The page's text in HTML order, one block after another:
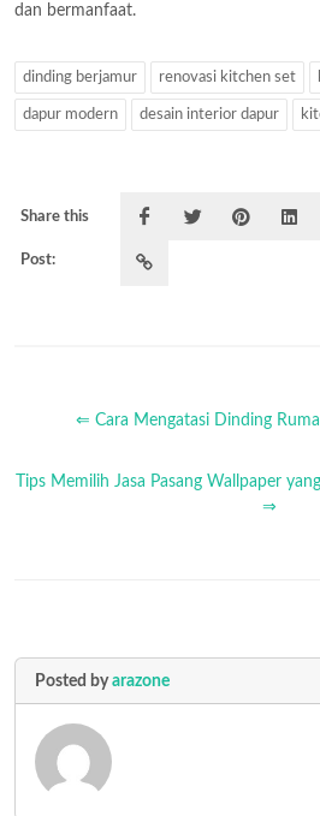
dan bermanfaat.
dinding berjamur renovasi kitchen set
dapur modern desain interior dapur
Share this
Post:
⇐ Cara Mengatasi Dinding
Tips Memilih Jasa Pasang Wallpaper
⇒
Posted byarazone